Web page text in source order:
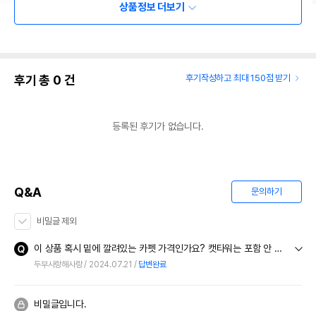
상품정보 더보기
후기 총 0 건 후기작성하고 최대 150점 받기
등록된 후기가 없습니다.
Q&A 문의하기
비밀글 제외
이 상품 혹시 밑에 깔려있는 카펫 가격인가요? 캣타워는 포함 안 된 건가요?
두부사랑해사랑 2024.07.21 답변완료
비밀글입니다.